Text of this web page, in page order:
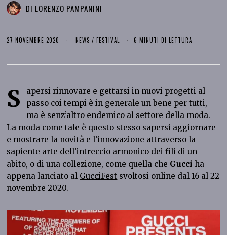
DI LORENZO PAMPANINI
27 NOVEMBRE 2020 NEWS / FESTIVAL 6 MINUTI DI LETTURA
S
apersi rinnovare e gettarsi in nuovi progetti al
passo coi tempi è in generale un bene per tutti,
ma è senz’altro endemico al settore della moda.
La moda come tale è questo stesso sapersi aggiornare
e mostrare la novità e l’innovazione attraverso la
sapiente arte dell’intreccio armonico dei fili di un
abito, o di una collezione, come quella che Gucciha
appena lanciato al GucciFest svoltosi online dal 16 al 22
novembre 2020.